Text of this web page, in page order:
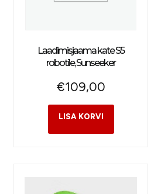
Laadimisjaama kate S5
robotile, Sunseeker
€109,00